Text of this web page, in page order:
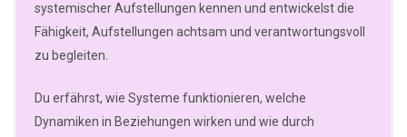
systemischer Aufstellungen kennen und entwickelst die
Fähigkeit, Aufstellungen achtsam und verantwortungsvoll
zu begleiten.
Du erfährst, wie Systeme funktionieren, welche
Dynamiken in Beziehungen wirken und wie durch